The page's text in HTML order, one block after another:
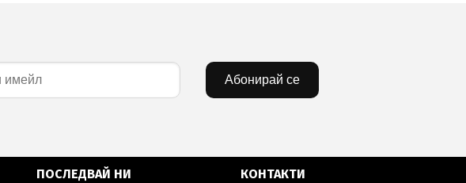
Абонирай се
ПОСЛЕДВАЙ НИ
КОНТАКТИ